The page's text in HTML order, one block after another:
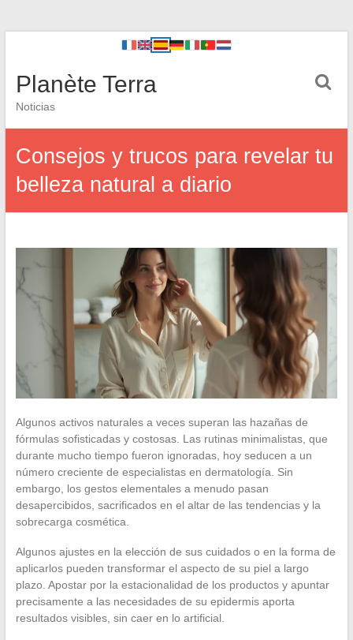
Planète Terra
Noticias
Consejos y trucos para revelar tu
belleza natural a diario
Algunos activos naturales a veces superan las hazañas de
fórmulas sofisticadas y costosas. Las rutinas minimalistas, que
durante mucho tiempo fueron ignoradas, hoy seducen a un
número creciente de especialistas en dermatología. Sin
embargo, los gestos elementales a menudo pasan
desapercibidos, sacrificados en el altar de las tendencias y la
sobrecarga cosmética.
Algunos ajustes en la elección de sus cuidados o en la forma de
aplicarlos pueden transformar el aspecto de su piel a largo
plazo. Apostar por la estacionalidad de los productos y apuntar
precisamente a las necesidades de su epidermis aporta
resultados visibles, sin caer en lo artificial.